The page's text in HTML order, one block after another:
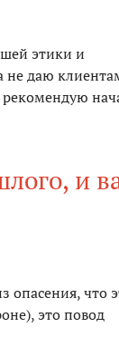
этики и
не даю
и
опасения, что
это повод